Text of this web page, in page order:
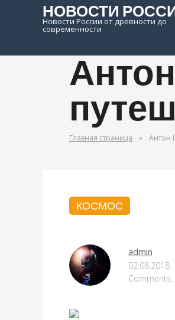
НОВОСТИ
Новости России от древности до
современности
Главная страница » Антон
КОСМОС
admin
02.08.2018
Comments: